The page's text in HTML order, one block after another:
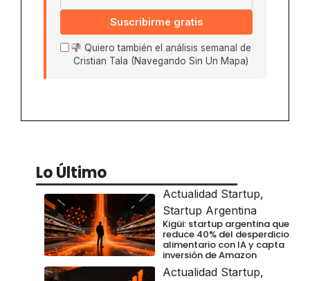
Suscribirme gratis
Quiero también el análisis semanal de
Cristian Tala (Navegando Sin Un Mapa)
Lo Último
Actualidad Startup,
Startup Argentina
Kigüi: startup argentina que
reduce 40% del desperdicio
alimentario con IA y capta
inversión de Amazon
Actualidad Startup,